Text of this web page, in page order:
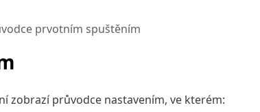
prvotním spuštěním
zobrazí průvodce nastavením, ve kterém: